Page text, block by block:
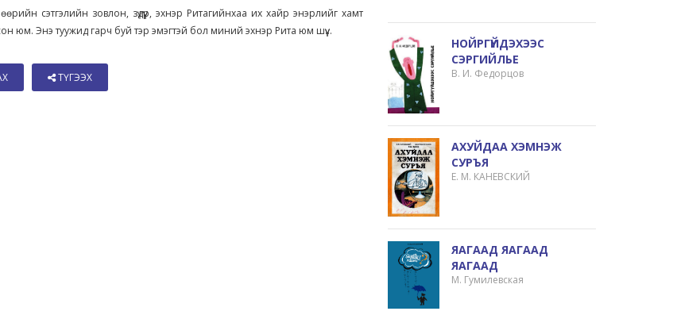
сэтгэлийн зовлон, зүдүүр, эхнэр Ритагийнхаа их хайр энэрлийг хамт
юм. Энэ туужид гарч буй тэр эмэгтэй бол миний эхнэр Рита юм шүү...
ТҮГЭЭХ
НОЙРГҮЙДЭХЭЭС
СЭРГИЙЛЬЕ
В. И. Федорцов
АХУЙДАА ХЭМНЭЖ
СУРЪЯ
Е. М. КАНЕВСКИЙ
ЯАГААД ЯАГААД
ЯАГААД
М. Гумилевская